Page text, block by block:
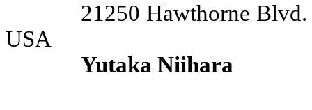
21250 Hawthorne
USA
Yutaka Niihara